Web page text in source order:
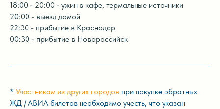
18:00 - 20:00 - ужин в кафе, термальные источники
20:00 - выезд домой
22:30 - прибытие в Краснодар
00:30 - прибытие в Новороссийск
* Участникам из других городов при покупке обратных
ЖД / АВИА билетов необходимо учесть, что указан